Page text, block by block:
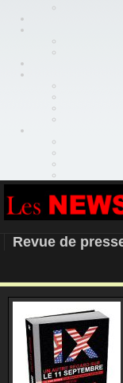
Revue de